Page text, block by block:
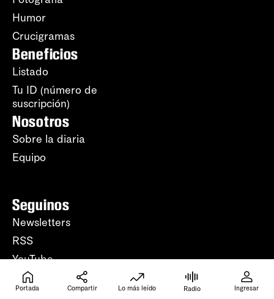
Humor
Crucigramas
Beneficios
Listado
Tu ID (número de
suscripción)
Nosotros
Sobre la diaria
Equipo
Seguinos
Newsletters
RSS
YouTube
WhatsApp
Portada Compartir Lo más leído Radio Ingresar